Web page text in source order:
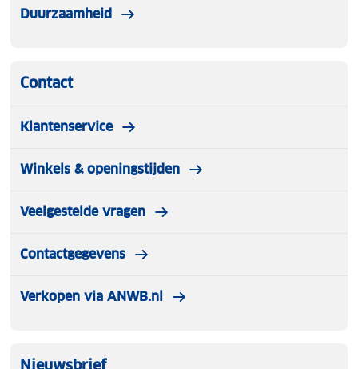
Duurzaamheid
Contact
Klantenservice
Winkels & openingstijden
Veelgestelde vragen
Contactgegevens
Verkopen via ANWB.nl
Nieuwsbrief